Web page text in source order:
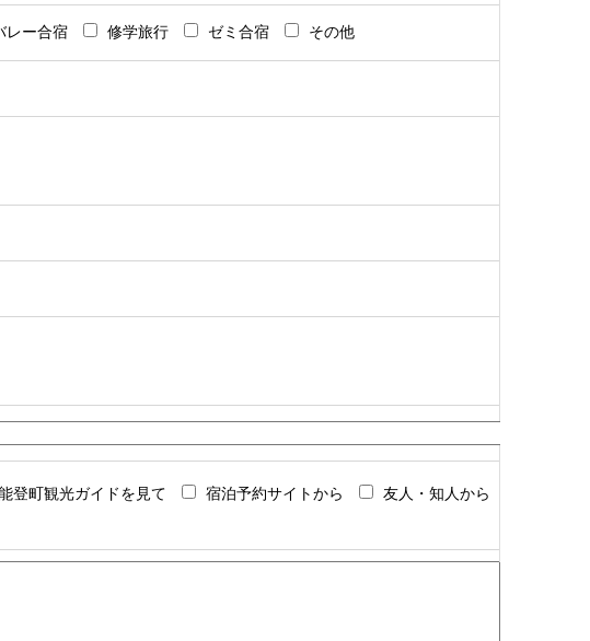
レー合宿 修学旅行 ゼミ合宿 その他
登町観光ガイドを見て 宿泊予約サイトから
友人・知人から